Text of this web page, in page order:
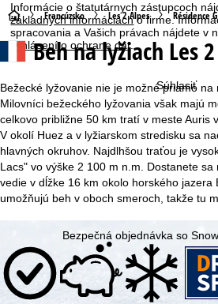
Informácie o štatutárnych zástupcoch
základných informáciácho firme.
spracovania a Vašich právach nájdete v
vyhlásení o ochrane dát.
Súhlasiť
H
l
v
á
r
Francúzsko Les 2 Alpes Résidence
Beh na lyžiach Les
Bežecké lyžovanie nie je možné priamo na
Milovníci bežeckého lyžovania však majú
celkovo približne 50 km tratí v meste Auris
V okolí Huez a v lyžiarskom stredisku sa
hlavných okruhov. Najdlhšou traťou je
Lacs" vo výške 2 100 m n.m. Dostanete sa
vedie v dĺžke 16 km okolo horského jazera
umožňujú beh v oboch smeroch, takže tu
Bezpečná objednávka so